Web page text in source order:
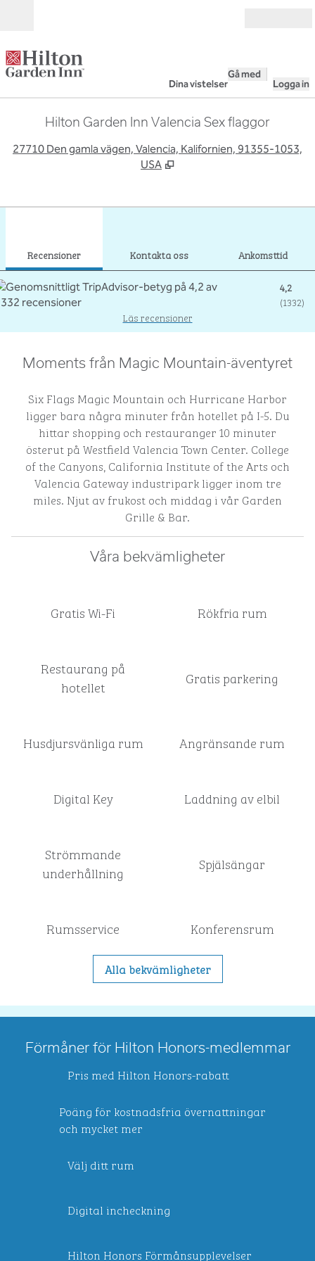
Dina vistelser
Gå med
Logga in
Hilton Garden Inn Valencia Sex flaggor
27710 Den gamla vägen, Valencia, Kalifornien, 91355-1053,
USA
Recensioner Kontakta oss Ankomsttid
4,2
(1332)
Läs recensioner
Moments från Magic Mountain-äventyret
Six Flags Magic Mountain och Hurricane Harbor
ligger bara några minuter från hotellet på I-5. Du
hittar shopping och restauranger 10 minuter
österut på Westfield Valencia Town Center. College
of the Canyons, California Institute of the Arts och
Valencia Gateway industripark ligger inom tre
miles. Njut av frukost och middag i vår Garden
Grille & Bar.
Våra bekvämligheter
Gratis Wi-Fi Rökfria rum
Restaurang på
hotellet
Gratis parkering
Husdjursvänliga rum Angränsande rum
Digital Key Laddning av elbil
Strömmande
underhållning
Spjälsängar
Rumsservice Konferensrum
Alla bekvämligheter
Förmåner för Hilton Honors-medlemmar
Pris med Hilton Honors-rabatt
Poäng för kostnadsfria övernattningar
och mycket mer
Välj ditt rum
Digital incheckning
Hilton Honors Förmånsupplevelser